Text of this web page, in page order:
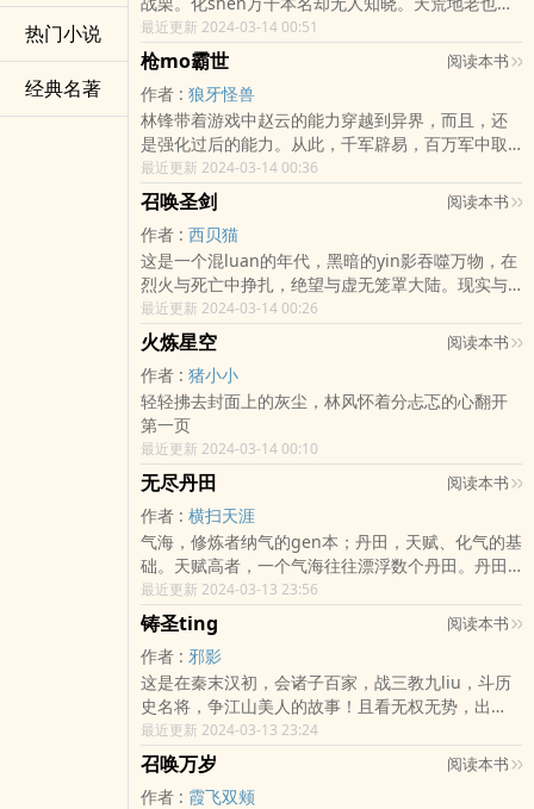
热门小说
经典名著
过弹指一瞬，三千世界也不及红颜一笑！可有人，
愿与我一同长眠于世界尽tou…
最近更新 2024-03-14 00:51
枪mo霸世 阅读本书
作者 : 狼牙怪兽
林锋带着游戏中赵云的能力穿越到异界，而且，还
是强化过后的能力。从此，千军辟易，百万军中取
敌首脑如同探nang取物。弹指间，群敌灰飞烟灭。
出ru敌阵，亦不过信步闲ting。guan他什么斗圣斗
神挡在前，都敌不过我一枪之戳。悲乎，纵横天
下，群雄束手，皆莫敢与敌。从此，高手寂寞，yu
求一败而不可得
最近更新 2024-03-14 00:36
召唤圣剑 阅读本书
作者 : 西贝猫
这是一个混luan的年代，黑暗的yin影吞噬万物，在
烈火与死亡中挣扎，绝望与虚无笼罩大陆。现实与
幻想的界限变的模糊，当那一点星光闪耀在夜空中
时，能否改变这灭亡的命运，重新唤回那失落的的
荣耀？罗德曾是网络游戏《龙魂大陆》中最强大的
玩家公会星光的会长，而就在他率领众玩家打败游
戏中从未被人击败过的最终boss虚空之龙后，他却
意外的来到了一个和游戏几乎完全相同的世界。命
运的轨迹从来不曾固定，一切都掌握在自己的手
中。带着玩家专属职业召唤剑士穿越到这个世界，
曾经被称为最强玩家的…
最近更新 2024-03-14 00:26
火炼星空 阅读本书
作者 : 猪小小
轻轻拂去封面上的灰尘，林风怀着分忐忑的心翻开
第一页
最近更新 2024-03-14 00:10
无尽丹田 阅读本书
作者 : 横扫天涯
气海，修炼者纳气的gen本；丹田，天赋、化气的基
础。天赋高者，一个气海往往漂浮数个丹田。丹田
越多，天赋越高，纳气、化气的速度也就越快。人
一生的气海中有几个丹田，是天生注定的。但，如
果幸运得到了能够改变丹田数量的法诀呢？别人用
一个丹田修炼，你用十个，百个
最近更新 2024-03-13 23:56
铸圣ting 阅读本书
作者 : 邪影
这是在秦末汉初，会诸子百家，战三教九liu，斗历
史名将，争江山美人的故事！且看无权无势，出
shen平凡的主角，如何周游异人之间，游戏原住民
之中，会秦皇，斗刘邦，战项羽，争天下，直至铸
造成至尊无上的
最近更新 2024-03-13 23:24
召唤万岁 阅读本书
作者 : 霞飞双颊